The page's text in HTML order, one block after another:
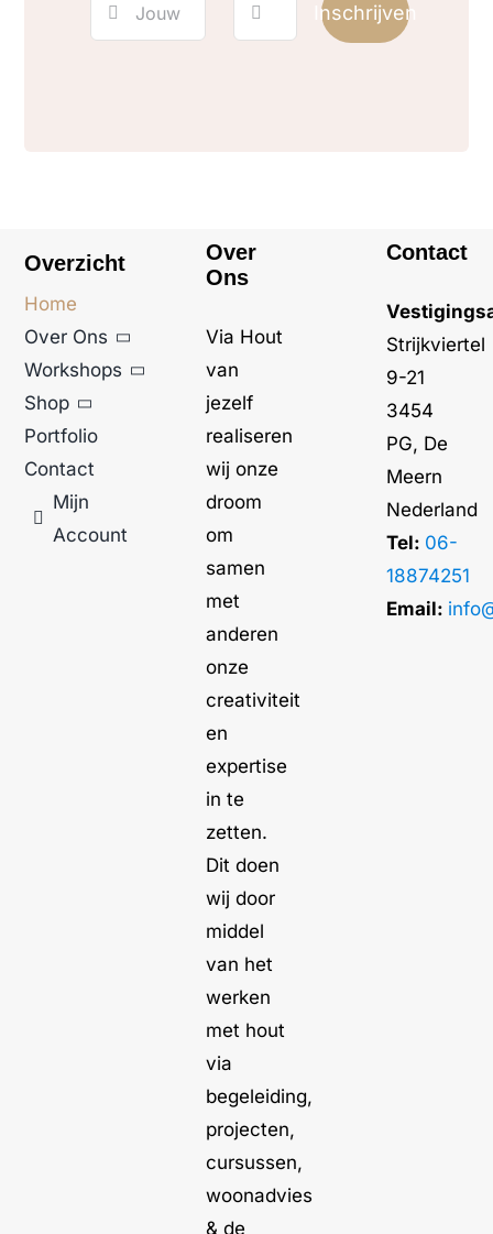
Inschrijven
Overzicht
Home
Over Ons
Workshops
Shop
Portfolio
Contact
Mijn
Account
Over
Ons
Via Hout
van
jezelf
realiseren
wij onze
droom
om
samen
met
anderen
onze
creativiteit
en
expertise
in te
zetten.
Dit doen
wij door
middel
van het
werken
met hout
via
begeleiding,
projecten,
cursussen,
woonadvies
& de
Contact
Strijkviertel
9-21
3454
PG, De
Meern
Nederland
Tel: 06-
18874251
Email: